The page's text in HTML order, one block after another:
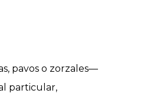
pavos o zorzales—
particular,